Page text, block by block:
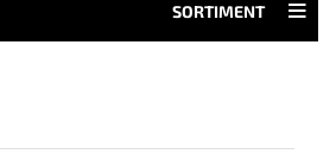
SORTIMENT